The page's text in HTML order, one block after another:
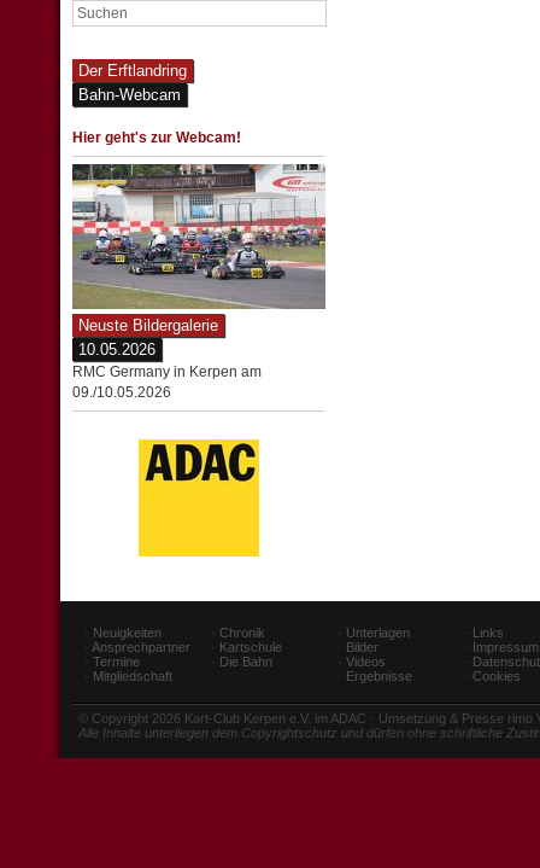
Der Erftlandring
Bahn-Webcam
Hier geht's zur Webcam!
Neuste Bildergalerie
10.05.2026
RMC Germany in Kerpen am
09./10.05.2026
· Neuigkeiten
· Ansprechpartner
· Termine
· Mitgliedschaft
· Chronik
· Kartschule
· Die Bahn
· Unterlagen
· Bilder
· Videos
· Ergebnisse
· Links
· Impressum
·
· Cookies
© Copyright 2026 Kart-Club Kerpen e.V. im ADAC · Umsetzung & Presse rimo
Alle Inhalte unterliegen dem Copyrightschutz und dürfen ohne schriftliche